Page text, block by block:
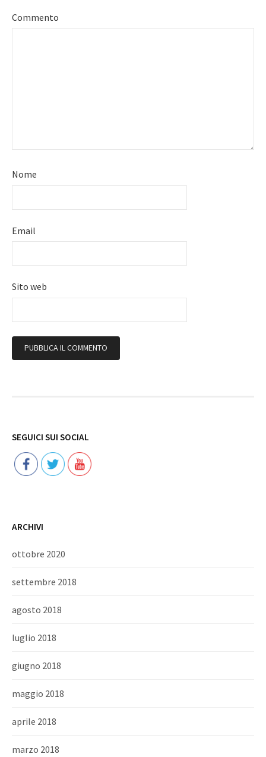
Commento
Nome
Email
Sito web
SEGUICI SUI SOCIAL
ARCHIVI
ottobre 2020
settembre 2018
agosto 2018
luglio 2018
giugno 2018
maggio 2018
aprile 2018
marzo 2018